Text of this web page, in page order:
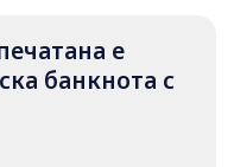
е
банкнота с